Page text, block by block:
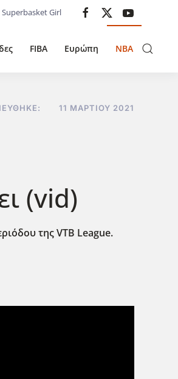
Superbasket Girl
FIBA Ευρώπη NBA
11 ΜΑΡΤΊΟΥ 2021
(vid)
της VTB League.